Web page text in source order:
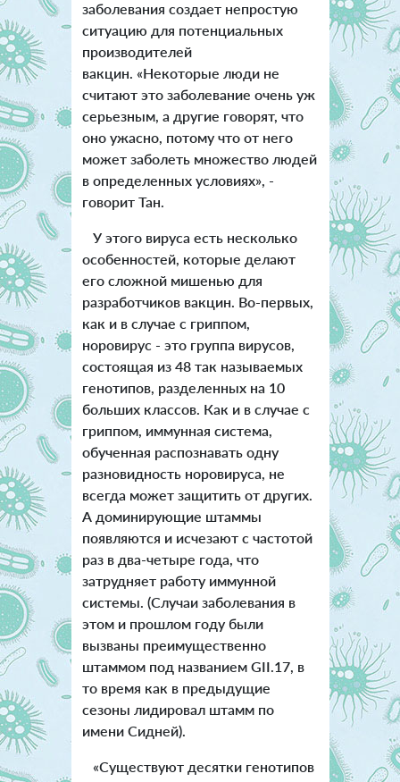
заболевания создает непростую
ситуацию для потенциальных
производителей
вакцин. «Некоторые люди не
считают это заболевание очень уж
серьезным, а другие говорят, что
оно ужасно, потому что от него
может заболеть множество людей
в определенных условиях», -
говорит Тан.
У этого вируса есть несколько
особенностей, которые делают
его сложной мишенью для
разработчиков вакцин. Во-первых,
как и в случае с гриппом,
норовирус - это группа вирусов,
состоящая из 48 так называемых
генотипов, разделенных на 10
больших классов. Как и в случае с
гриппом, иммунная система,
обученная распознавать одну
разновидность норовируса, не
всегда может защитить от других.
А доминирующие штаммы
появляются и исчезают с частотой
раз в два-четыре года, что
затрудняет работу иммунной
системы. (Случаи заболевания в
этом и прошлом году были
вызваны преимущественно
штаммом под названием GII.17, в
то время как в предыдущие
сезоны лидировал штамм по
имени Сидней).
«Существуют десятки генотипов